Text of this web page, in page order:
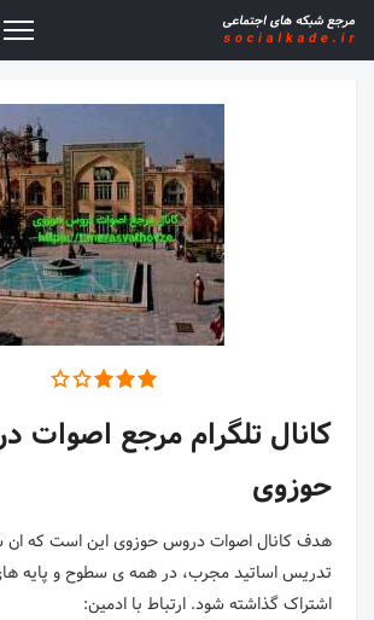
کانال تلگرام مرجع اصوات
حوزوی
هدف کانال اصوات دروس حوزوی این است که ان
تدریس اساتید مجرب، در همه ی سطوح و پایه
اشتراک گذاشته شود. ارتباط با ادمین: